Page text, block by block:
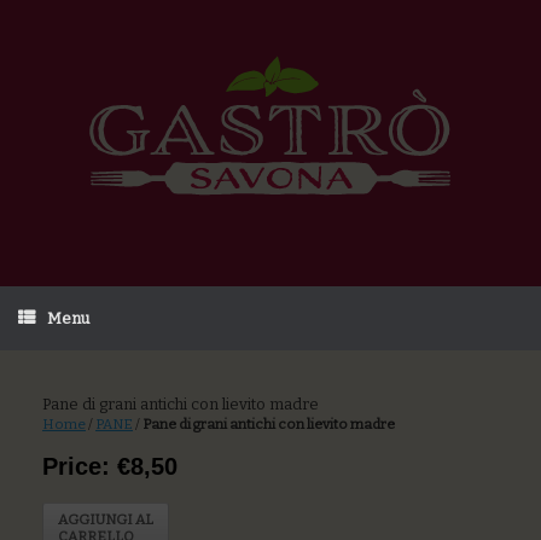
Menu
Pane di grani antichi con lievito madre
Home / PANE / Pane di grani antichi con lievito madre
Price: €8,50
AGGIUNGI AL
CARRELLO